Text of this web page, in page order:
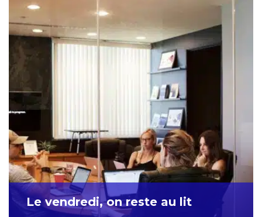
Le vendredi, on reste au lit